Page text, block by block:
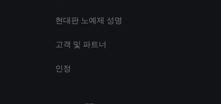
현대판 노예제 성명
고객 및 파트너
인정